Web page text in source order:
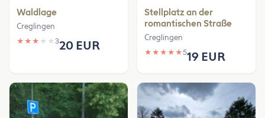
Waldlage
Creglingen
★ ★ ★ ★ ★ 320 EUR
Stellplatz an der
romantischen Straße
Creglingen
★ ★ ★ ★ ★519 EUR